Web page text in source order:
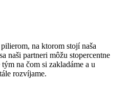
na ktorom stojí naša
naši partneri môžu stopercentne
na čom si zakladáme a u
rozvíjame.